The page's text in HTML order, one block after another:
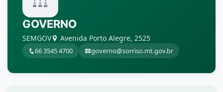
GOVERNO
SEMGOV Avenida Porto Alegre, 2525
66 3545 4700 governo@sorriso.mt.gov.br